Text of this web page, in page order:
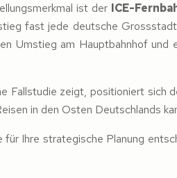
ist der ICE-
fast jede deutsche
Umstieg am Hauptbahnhof
Fallstudie zeigt, positioniert sich
in den Osten Deutschlands
Ihre strategische Planung